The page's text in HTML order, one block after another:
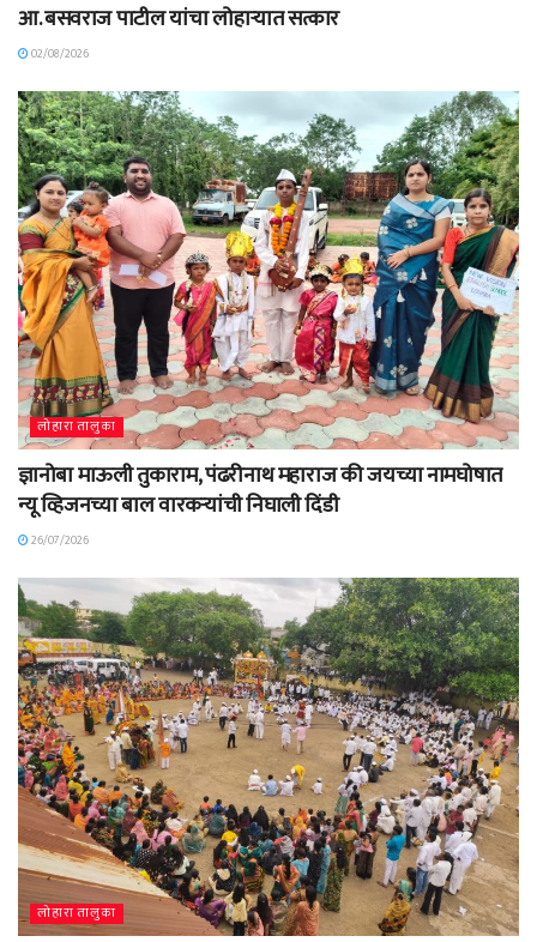
आ. बसवराज पाटील यांचा लोहाऱ्यात सत्कार
02/08/2026
लोहारा तालुका
ज्ञानोबा माऊली तुकाराम, पंढरीनाथ महाराज की जयच्या नामघोषात
न्यू व्हिजनच्या बाल वारकऱ्यांची निघाली दिंडी
26/07/2026
लोहारा तालुका